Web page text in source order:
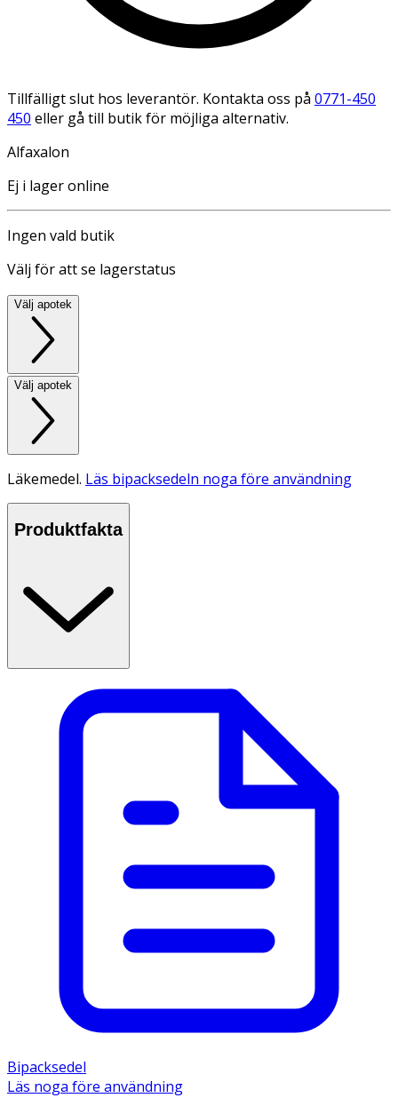
Tillfälligt slut hos leverantör. Kontakta oss på 0771-450
450 eller gå till butik för möjliga alternativ.
Alfaxalon
Ej i lager online
Ingen vald butik
Välj för att se lagerstatus
Välj apotek
Välj apotek
Läkemedel. Läs bipacksedeln noga före användning
Produktfakta
Bipacksedel
Läs noga före användning